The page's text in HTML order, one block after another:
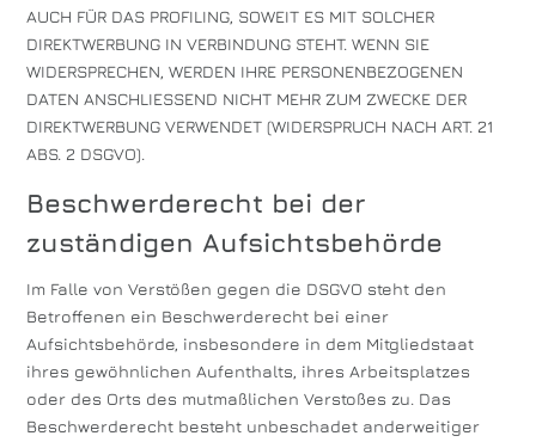
AUCH FÜR DAS PROFILING, SOWEIT ES MIT SOLCHER
DIREKTWERBUNG IN VERBINDUNG STEHT. WENN SIE
WIDERSPRECHEN, WERDEN IHRE PERSONENBEZOGENEN
DATEN ANSCHLIESSEND NICHT MEHR ZUM ZWECKE DER
DIREKTWERBUNG VERWENDET (WIDERSPRUCH NACH ART. 21
ABS. 2 DSGVO).
Beschwerde­recht bei der
zuständigen Aufsichts­behörde
Im Falle von Verstößen gegen die DSGVO steht den
Betroffenen ein Beschwerderecht bei einer
Aufsichtsbehörde, insbesondere in dem Mitgliedstaat
ihres gewöhnlichen Aufenthalts, ihres Arbeitsplatzes
oder des Orts des mutmaßlichen Verstoßes zu. Das
Beschwerderecht besteht unbeschadet anderweitiger